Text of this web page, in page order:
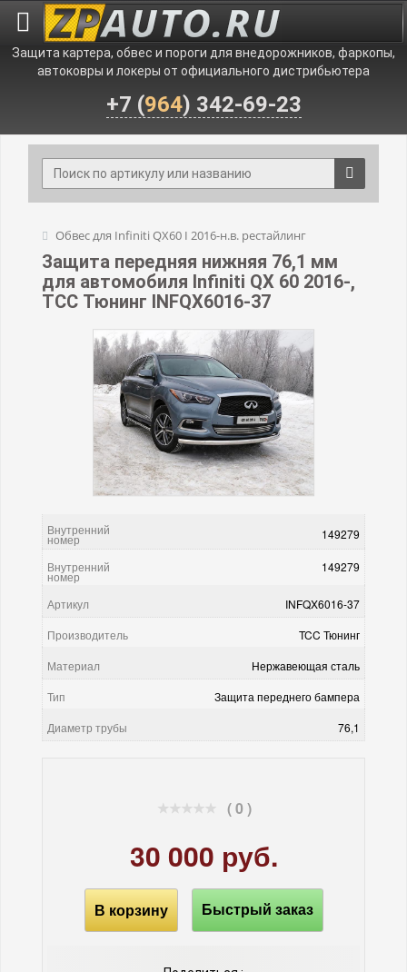
Защита картера, обвес и пороги для внедорожников, фаркопы,
автоковры и локеры от официального дистрибьютера
+7 (964) 342-69-23
Обвес для Infiniti QX60 I 2016-н.в. рестайлинг
Защита передняя нижняя 76,1 мм
для автомобиля Infiniti QX 60 2016-,
TCC Тюнинг INFQX6016-37
Внутренний
номер 149279
Внутренний
номер
149279
Артикул
INFQX6016-37
Производитель
TCC Тюнинг
Материал
Нержавеющая сталь
Тип
Защита переднего бампера
Диаметр трубы
76,1
( 0 )
30 000 руб.
В корзину Быстрый заказ